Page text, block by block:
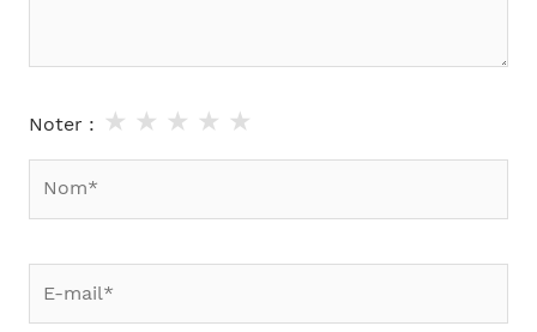
Noter : ★
★
★
★
★
mail*